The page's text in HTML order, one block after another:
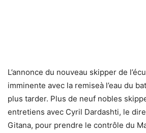
L’annonce du nouveau skipper de
imminente avec la remiseà l’eau du
plus tarder. Plus de neuf nobles
entretiens avec Cyril Dardashti, le
Gitana, pour prendre le contrôle du